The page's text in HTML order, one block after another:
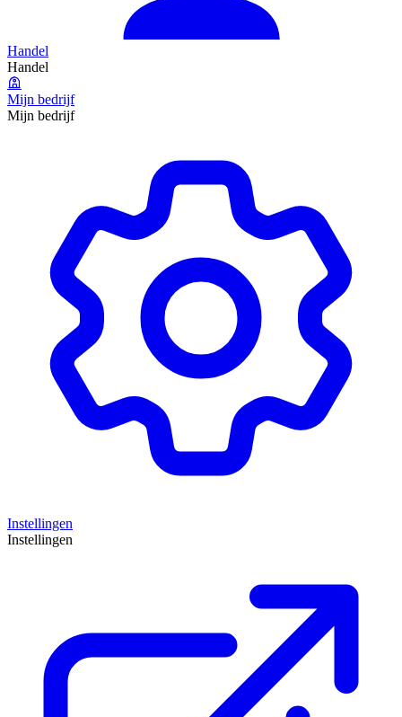
Handel
Handel
Mijn bedrijf
Mijn bedrijf
Instellingen
Instellingen